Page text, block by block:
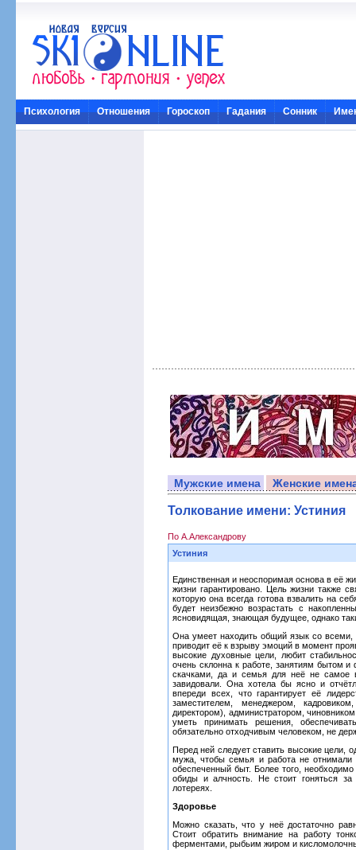
Психология Отношения Гороскоп Гадания Сонник
Мужские имена Женские
Толкование имени: Устиния
По А.Александрову
Устиния
Единственная и неоспоримая основа в её
жизни гарантировано. Цель жизни также
которую она всегда готова взвалить на
будет неизбежно возрастать с
ясновидящая, знающая будущее, однако
Она умеет находить общий язык со всеми,
приводит её к взрыву эмоций в момент
высокие духовные цели, любит
очень склонна к работе, занятиям бытом
скачками, да и семья для неё не самое
завидовали. Она хотела бы ясно и
впереди всех, что гарантирует её
заместителем, менеджером,
директором), администратором,
уметь принимать решения,
обязательно отходчивым человеком, не
Перед ней следует ставить высокие цели,
мужа, чтобы семья и работа не отнимали
обеспеченный быт. Более того, необходимо
обиды и алчность. Не стоит гоняться
лотереях.
Здоровье
Можно сказать, что у неё достаточно
Стоит обратить внимание на работу
ферментами, рыбьим жиром и